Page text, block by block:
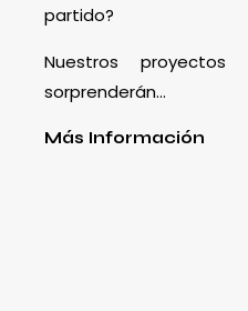
partido?
Nuestros
sorprenderán…
Más Información